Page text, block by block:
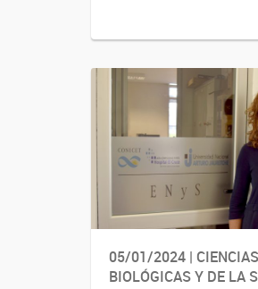
05/01/2024 | CIENCIAS
BIOLÓGICAS Y DE LA